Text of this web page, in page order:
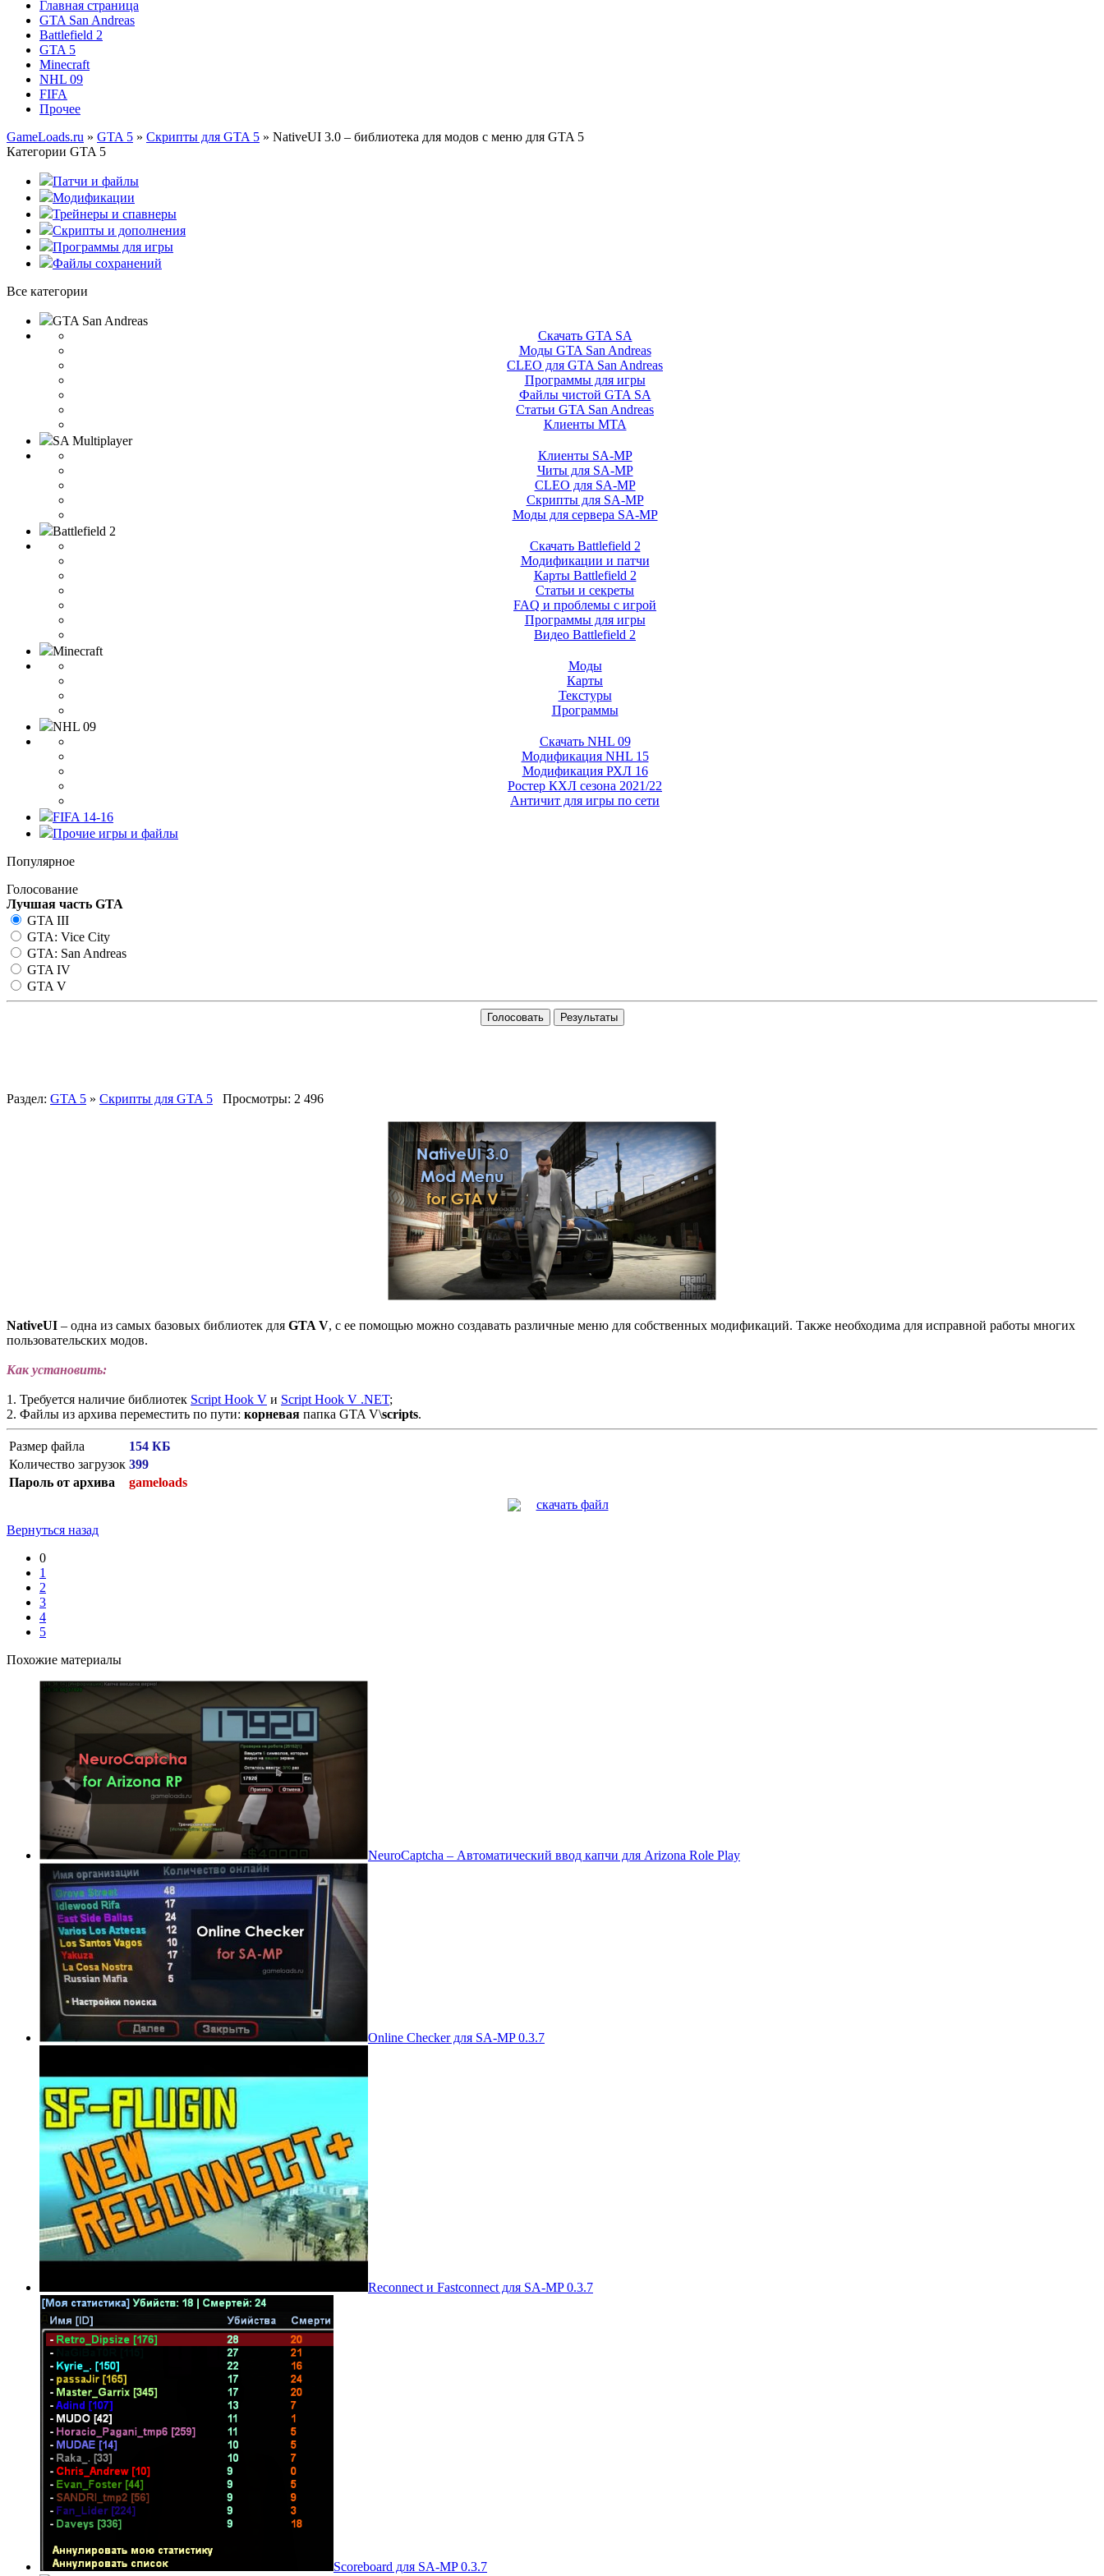
Главная страница
GTA San Andreas
Battlefield 2
GTA 5
Minecraft
NHL 09
FIFA
Прочее
GameLoads.ru » GTA 5 » Скрипты для GTA 5 » NativeUI 3.0 – библиотека для модов с меню для GTA 5
Категории GTA 5
Патчи и файлы
Модификации
Трейнеры и спавнеры
Скрипты и дополнения
Программы для игры
Файлы сохранений
Все категории
GTA San Andreas
Скачать GTA SA
Моды GTA San Andreas
CLEO для GTA San Andreas
Программы для игры
Файлы чистой GTA SA
Статьи GTA San Andreas
Клиенты MTA
SA Multiplayer
Клиенты SA-MP
Читы для SA-MP
CLEO для SA-MP
Скрипты для SA-MP
Моды для сервера SA-MP
Battlefield 2
Скачать Battlefield 2
Модификации и патчи
Карты Battlefield 2
Статьи и секреты
FAQ и проблемы с игрой
Программы для игры
Видео Battlefield 2
Minecraft
Моды
Карты
Текстуры
Программы
NHL 09
Скачать NHL 09
Модификация NHL 15
Модификация РХЛ 16
Ростер КХЛ сезона 2021/22
Античит для игры по сети
FIFA 14-16
Прочие игры и файлы
Популярное
Голосование
Лучшая часть GTA
GTA III
GTA: Vice City
GTA: San Andreas
GTA IV
GTA V
Голосовать Результаты
Раздел: GTA 5 » Скрипты для GTA 5 Просмотры: 2 496
NativeUI – одна из самых базовых библиотек для GTA V, с ее помощью можно создавать различные меню для собственных модификаций. Также необходима для исправной работы многих
пользовательских модов.
Как установить:
1. Требуется наличие библиотек Script Hook V и Script Hook V .NET;
2. Файлы из архива переместить по пути: корневая папка GTA V\scripts.
Размер файла
154 КБ
Количество загрузок 399
Пароль от архива
gameloads
скачать файл
Вернуться назад
0
1
2
3
4
5
Похожие материалы
NeuroCaptcha – Автоматический ввод капчи для Arizona Role Play
Online Checker для SA-MP 0.3.7
Reconnect и Fastconnect для SA-MP 0.3.7
Scoreboard для SA-MP 0.3.7